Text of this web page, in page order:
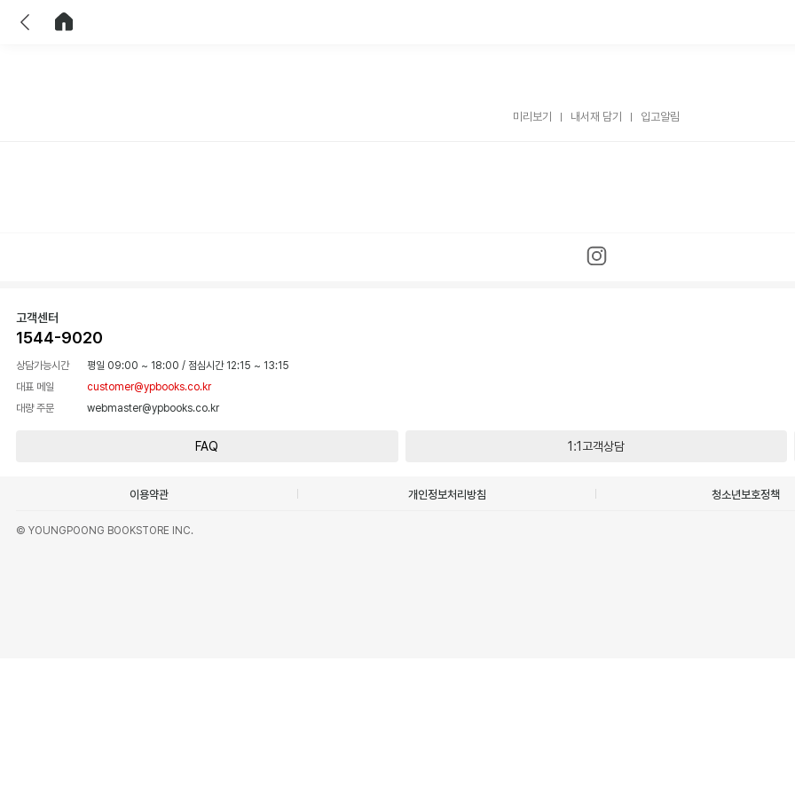
미리보기 내서재 담기 입고알림
고객센터
1544-9020
상담가능시간 평일 09:00 ~ 18:00 / 점심시간 12:15 ~ 13:15
대표 메일
customer@ypbooks.co.kr
대량 주문
webmaster@ypbooks.co.kr
FAQ 1:1고객상담
이용약관 개인정보처리방침 청소년보호정책
© YOUNGPOONG BOOKSTORE INC.